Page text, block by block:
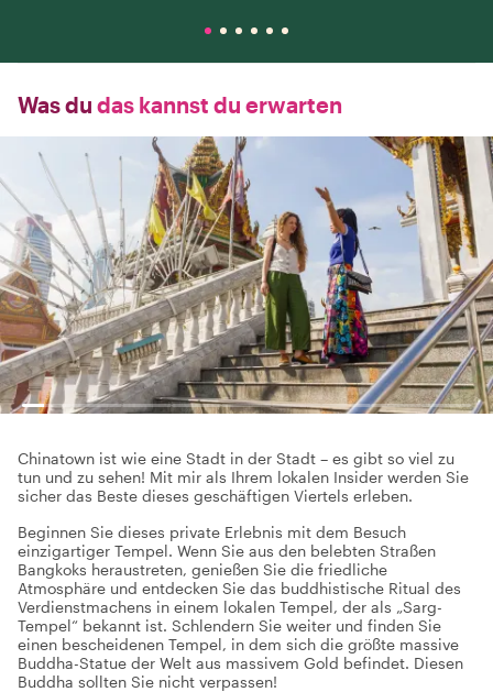
Was du das kannst du erwarten
Chinatown ist wie eine Stadt in der Stadt – es gibt so viel zu
tun und zu sehen! Mit mir als Ihrem lokalen Insider werden Sie
sicher das Beste dieses geschäftigen Viertels erleben.
Beginnen Sie dieses private Erlebnis mit dem Besuch
einzigartiger Tempel. Wenn Sie aus den belebten Straßen
Bangkoks heraustreten, genießen Sie die friedliche
Atmosphäre und entdecken Sie das buddhistische Ritual des
Verdienstmachens in einem lokalen Tempel, der als „Sarg-
Tempel“ bekannt ist. Schlendern Sie weiter und finden Sie
einen bescheidenen Tempel, in dem sich die größte massive
Buddha-Statue der Welt aus massivem Gold befindet. Diesen
Buddha sollten Sie nicht verpassen!